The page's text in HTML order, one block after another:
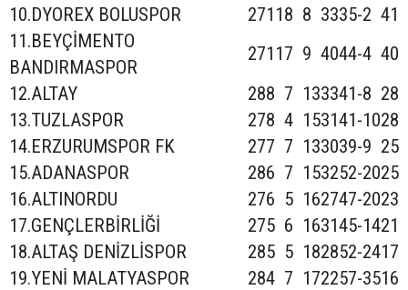
10.DYOREX BOLUSPOR
27118 8 3335-2 41
11.BEYÇİMENTO
BANDIRMASPOR
27117 9 4044-4 40
12.ALTAY
288 7 133341-8 28
13.TUZLASPOR
278 4 153141-1028
14.ERZURUMSPOR FK
277 7 133039-9 25
15.ADANASPOR
286 7 153252-2025
16.ALTINORDU
276 5 162747-2023
17.GENÇLERBİRLİĞİ
275 6 163145-1421
18.ALTAŞ DENİZLİSPOR
285 5 182852-2417
19.YENİ MALATYASPOR
284 7 172257-3516